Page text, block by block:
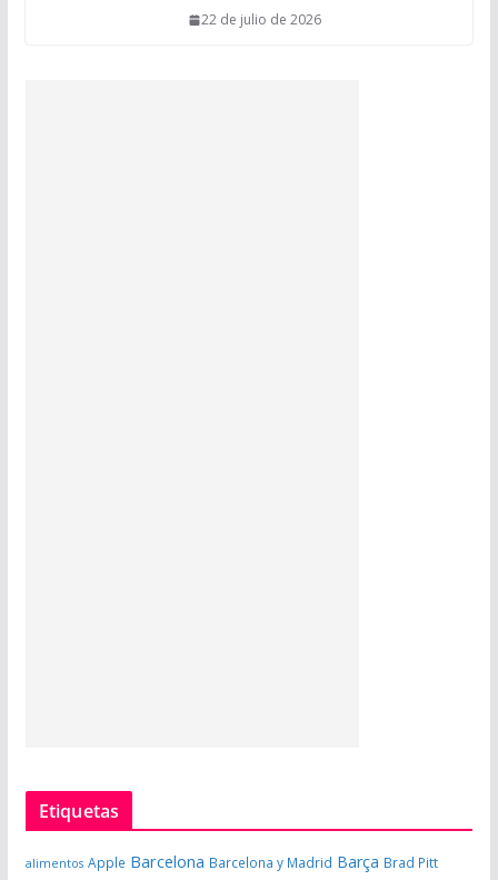
22 de julio de 2026
Etiquetas
alimentos Apple Barcelona Barcelona y Madrid Barça Brad Pitt